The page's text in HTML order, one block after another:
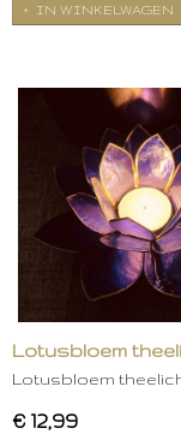
IN WINKELWAGEN
Lotusbloem
Lotusbloem
€ 12,99